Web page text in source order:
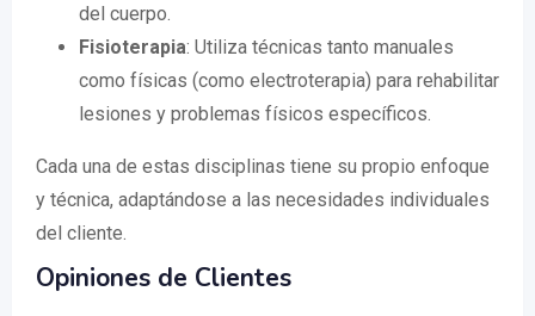
del cuerpo.
Fisioterapia: Utiliza técnicas tanto manuales
como físicas (como electroterapia) para rehabilitar
lesiones y problemas físicos específicos.
Cada una de estas disciplinas tiene su propio enfoque
y técnica, adaptándose a las necesidades individuales
del cliente.
Opiniones de Clientes